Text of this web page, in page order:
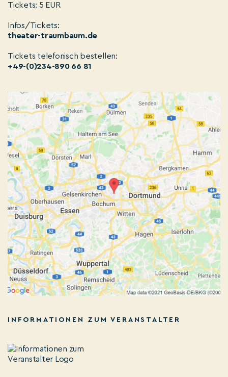
Tickets: 5 EUR
Infos/Tickets:
theater-traumbaum.de
Tickets telefonisch bestellen:
+49-(0)234-890 66 81
INFORMATIONEN ZUM VERANSTALTER